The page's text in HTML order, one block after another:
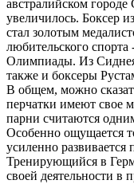
австралийском
увеличилось. Боксер
стал золотым
любительского
Олимпиады. Из
также и боксеры
В общем, можно
перчатки имеют свое
парни считаются
Особенно ощущается
усиленно
Тренирующийся в
своей деятельности в